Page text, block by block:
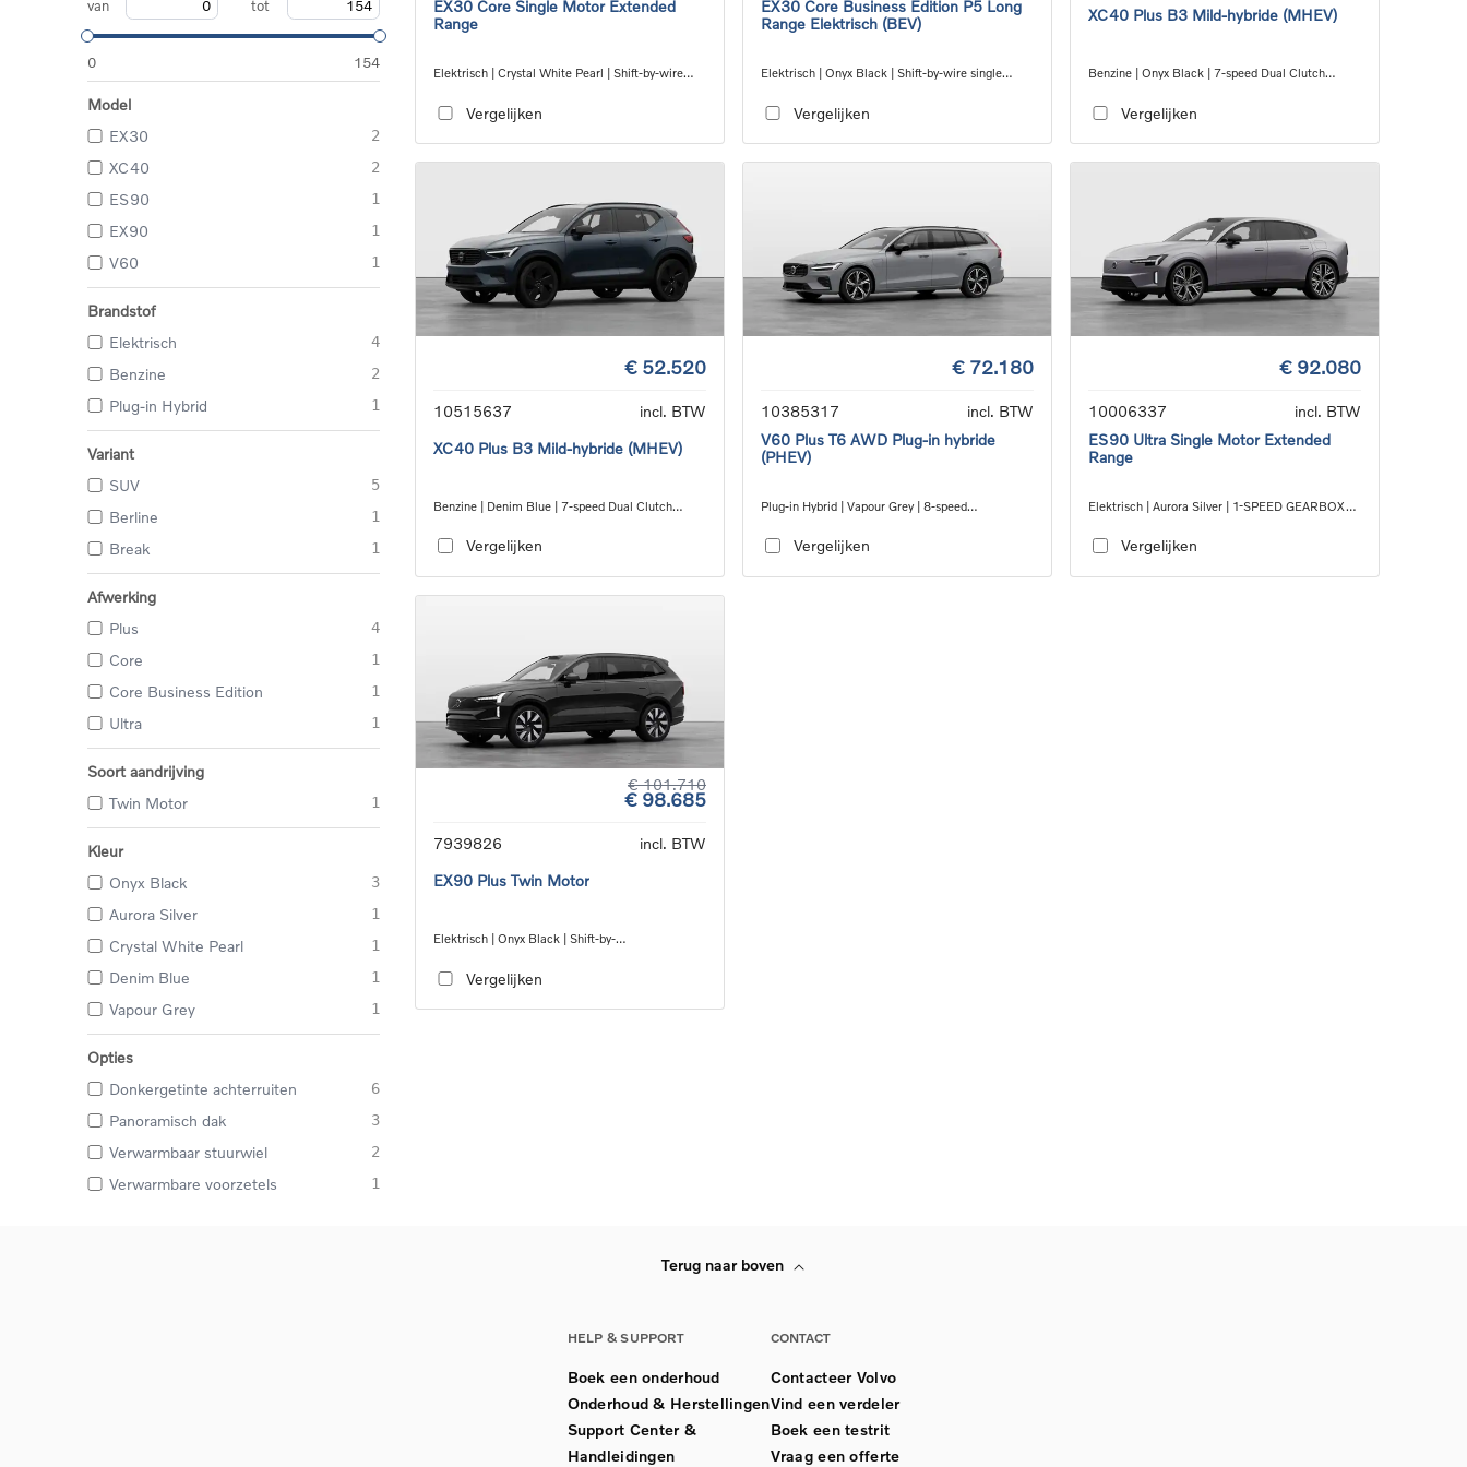
van tot
0 154
Model
EX30
2
XC40 2
ES90 1
EX90 1
V60 1
Brandstof
Elektrisch
4
Benzine 2
Plug-in Hybrid 1
Variant
SUV
5
Berline 1
Break 1
Afwerking
Plus
4
Core 1
Core Business Edition 1
Ultra 1
Soort aandrijving
Twin Motor
1
Kleur
Onyx Black
3
Aurora Silver 1
Crystal White Pearl 1
Denim Blue 1
Vapour Grey 1
Opties
Donkergetinte achterruiten
6
Panoramisch dak 3
Verwarmbaar stuurwiel 2
Verwarmbare voorzetels 1
EX30 Core Single Motor Extended
Range
Elektrisch | Crystal White Pearl | Shift-by-wire
Vergelijken
EX30 Core Business Edition P5 Long
Range Elektrisch (BEV)
Elektrisch | Onyx Black | Shift-by-wire single
Vergelijken
XC40 Plus B3 Mild-hybride (MHEV)
Benzine | Onyx Black | 7-speed Dual Clutch
Vergelijken
€ 52.520
10515637
incl. BTW
XC40 Plus B3 Mild-hybride (MHEV)
Benzine | Denim Blue | 7-speed Dual Clutch
Vergelijken
€ 72.180
10385317
incl. BTW
V60 Plus T6 AWD Plug-in hybride
(PHEV)
Plug-in Hybrid | Vapour Grey | 8-speed
Vergelijken
€ 92.080
10006337
incl. BTW
ES90 Ultra Single Motor Extended
Range
Elektrisch | Aurora Silver | 1-SPEED GEARBOX
Vergelijken
€ 101.710
€ 98.685
7939826
incl. BTW
EX90 Plus Twin Motor
Elektrisch | Onyx Black | Shift-by-
Vergelijken
Terug naar boven
HELP & SUPPORT
Boek een onderhoud
Onderhoud & Herstellingen
Support Center &
Handleidingen
CONTACT
Contacteer Volvo
Vind een verdeler
Boek een testrit
Vraag een offerte